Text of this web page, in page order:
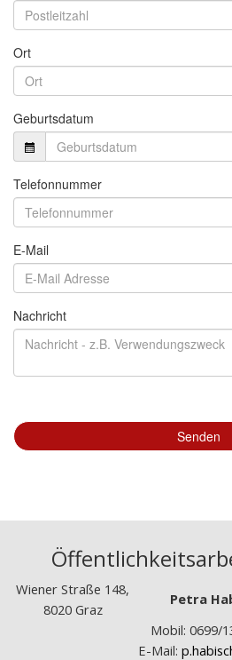
Wiener Straße 148,
8020 Graz
Petra
Mobil: 0699/
E-Mail: